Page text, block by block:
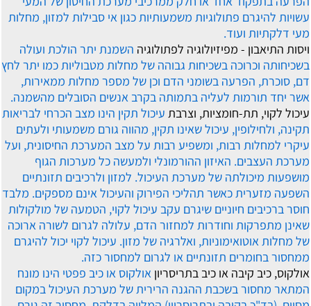
עשויות להיגרם פתולוגיות משמעותיות כגון אי סבילות למזון, מחלות
מעי דלקתיות ועוד.
ויסות התיאבון - מפיזיולוגיה לפתולוגיה השמנת יתר הולכת ועולה
בשכיחותה וכרוכה בשכיחות גבוהה של מחלות מטבוליות כמו יתר לחץ
דם, סוכרת, הפרעה בשומני הדם וכן של מספר מחלות ממאירות,
אשר יחד תורמות לעליה בתמותה בקרב אנשים הסובלים מהשמנה.
עיכול לקוי, תת-חומציות, וצרבת עיכול תקין הינו מצב הכרחי לבריאות
תקינה, ולחילופין, עיכול שאינו תקין, מהווה גורם משמעותי ולעתים
עיקרי למחלות רבות, ומשפיע רבות על מצב המערכת החיסונית, ועל
מערכת העצבים. האיזון ההורמונלי ולמעשה כל מערכות הגוף
מושפעות מיכולתה של מערכת העיכול. למזון ולרכיבים תזונתיים
השפעה מזערית כאשר תהליכי הפירוק והעיכול אינם מספקים. מלבד
חוסר ברכיבים חיוניים שיגרם עקב עיכול לקוי, הטמעה של מולקולות
שאינן מתפרקות וחודרות למחזור הדם, עלולה לגרום לשורה ארוכה
של מחלות אוטואימוניות, ואלרגיה של מזון. עיכול לקוי יכול להיגרם
ממחסור בחומרים תזונתיים או לגרום למחסור כזה.
אולקוס, כיב קיבה או כיב בתריסריון אולקוס או כיב פפטי הינו מונח
המתאר מחסור בשכבת ההגנה הרירית של מערכת העיכול במקום